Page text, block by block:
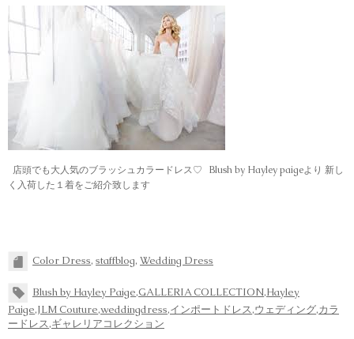
店頭でも大人気のブラッシュカラードレス♡ Blush by Hayley paigeより 新し
く入荷した１着をご紹介致します
Color Dress, staffblog, Wedding Dress
Blush by Hayley Paige,GALLERIA COLLECTION,Hayley
Paige,JLM Couture,weddingdress,インポートドレス,ウェディング,カラ
ードレス,ギャレリアコレクション